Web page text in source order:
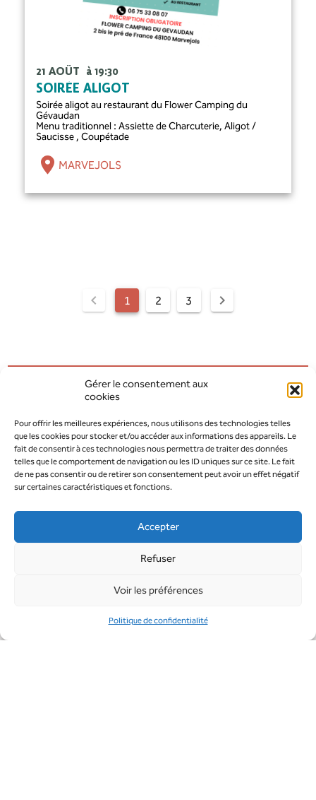
Gérer le consentement aux
cookies
Pour offrir les meilleures expériences, nous utilisons des technologies telles
que les cookies pour stocker et/ou accéder aux informations des appareils. Le
fait de consentir à ces technologies nous permettra de traiter des données
telles que le comportement de navigation ou les ID uniques sur ce site. Le fait
de ne pas consentir ou de retirer son consentement peut avoir un effet négatif
sur certaines caractéristiques et fonctions.
Accepter
Refuser
Voir les préférences
Politique de confidentialité
21 AOÛT à 19:30
SOIRÉE ALIGOT
Soirée aligot au restaurant du Flower Camping du
Gévaudan
Menu traditionnel : Assiette de Charcuterie, Aligot /
Saucisse , Coupétade
MARVEJOLS
1 2 3
JUILLET 2026 SEPTEMBRE 2026